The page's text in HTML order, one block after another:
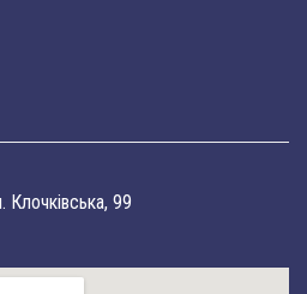
Клочківська, 99